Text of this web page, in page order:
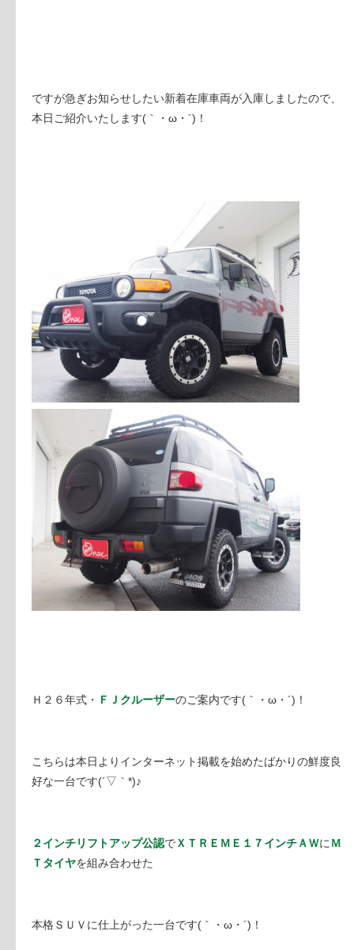
ですが急ぎお知らせしたい新着在庫車両が入庫しましたので、
本日ご紹介いたします(｀・ω・´)！
Ｈ２６年式・ ＦＪクルーザーのご案内です(｀・ω・´)！
こちらは本日よりインターネット掲載を始めたばかりの鮮度良
好な一台です(´▽｀*)♪
２インチリフトアップ公認でＸＴＲＥＭＥ１７インチＡＷにＭ
Ｔタイヤを組み合わせた
本格ＳＵＶに仕上がった一台です(｀・ω・´)！